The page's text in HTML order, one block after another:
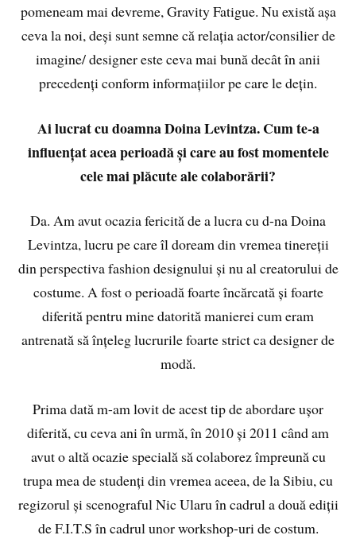
pomeneam mai devreme, Gravity Fatigue. Nu există așa
ceva la noi, deși sunt semne că relația actor/consilier de
imagine/ designer este ceva mai bună decât în anii
precedenți conform informațiilor pe care le dețin.
Ai lucrat cu doamna Doina Levintza. Cum te-a
influențat acea perioadă și care au fost momentele
cele mai plăcute ale colaborării?
Da. Am avut ocazia fericită de a lucra cu d-na Doina
Levintza, lucru pe care îl doream din vremea tinereții
din perspectiva fashion designului și nu al creatorului de
costume. A fost o perioadă foarte încărcată și foarte
diferită pentru mine datorită manierei cum eram
antrenată să înțeleg lucrurile foarte strict ca designer de
modă.
Prima dată m-am lovit de acest tip de abordare ușor
diferită, cu ceva ani în urmă, în 2010 și 2011 când am
avut o altă ocazie specială să colaborez împreună cu
trupa mea de studenți din vremea aceea, de la Sibiu, cu
regizorul și scenograful Nic Ularu în cadrul a două ediții
de F.I.T.S în cadrul unor workshop-uri de costum.